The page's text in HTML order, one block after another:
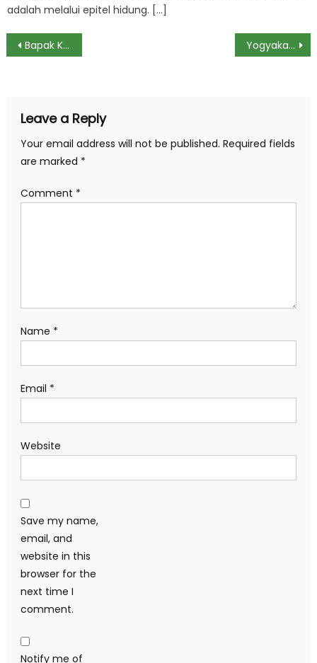
adalah melalui epitel hidung. […]
Post
Bapak Kos di Semarang Ngaku Makan 10 Kucing dalam Setahun Yogyakarta Catat Kasus Skizofrenia Tertinggi di RI, Banyak yang Dipasung
Leave a Reply
Your email address will not be published. Required fields
are marked *
Comment *
Name *
Email *
Website
Save my name,
email, and
website in this
browser for the
next time I
comment.
Notify me of